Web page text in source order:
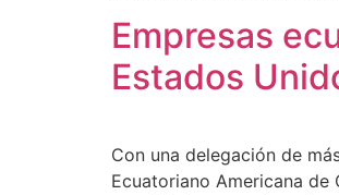
Empresas
Estados
Con una delegación de
Ecuatoriano Americana